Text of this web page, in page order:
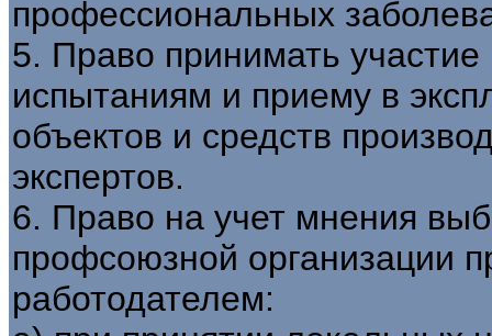
профессиональных
5. Право принимать
испытаниям и приему в
объектов и средств
экспертов.
6. Право на учет мнения
профсоюзной организации
работодателем: